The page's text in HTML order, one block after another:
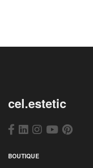
cel.estetic
BOUTIQUE